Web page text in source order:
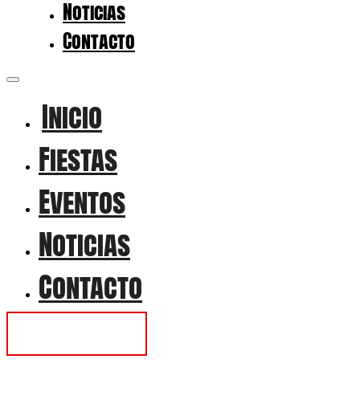
Noticias
Contacto
Inicio
Fiestas
Eventos
Noticias
Contacto